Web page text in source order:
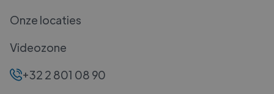
Onze locaties
Videozone
+32 2 801 08 90